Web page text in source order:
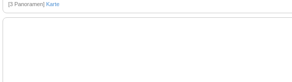
[3 Panoramen] Karte